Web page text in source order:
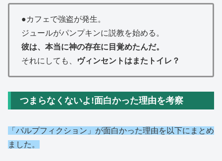
●カフェで強盗が発生。
ジュールがパンプキンに説教を始める。
彼は、本当に神の存在に目覚めたんだ。
それにしても、
ヴィンセントはまたトイレ？
つまらなくないよ!面白かった理由を考察
「パルプフィクション」が面白かった理由を以下にまとめ
ました。